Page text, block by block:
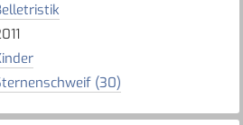
(30)